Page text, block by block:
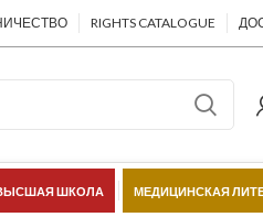
RIGHTS CATALOGUE
ШКОЛА МЕДИЦИНСКАЯ